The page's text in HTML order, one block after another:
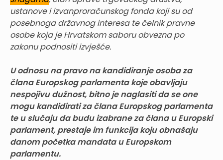
ustanove i izvanproračunskog fonda koji su od
posebnoga državnog interesa te čelnik pravne
osobe koja je Hrvatskom saboru obvezna po
zakonu podnositi izvješće.
U odnosu na pravo na kandidiranje osoba za
člana Europskog parlamenta koje obavljaju
nespojivu dužnost, bitno je naglasiti da se one
mogu kandidirati za člana Europskog parlamenta
te u slučaju da budu izabrane za člana u Europski
parlament, prestaje im funkcija koju obnašaju
danom početka mandata u Europskom
parlamentu.